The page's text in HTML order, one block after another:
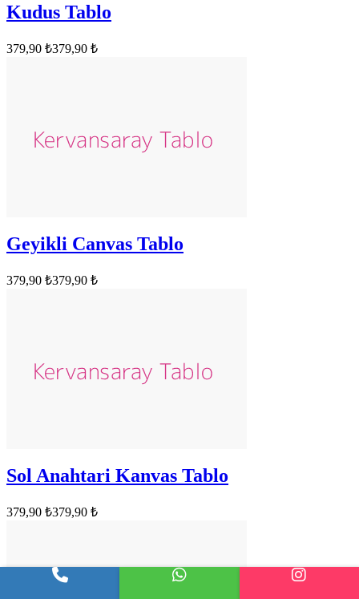
Kudus Tablo
379,90 ₺379,90 ₺
Geyikli Canvas Tablo
379,90 ₺379,90 ₺
Sol Anahtari Kanvas Tablo
379,90 ₺379,90 ₺